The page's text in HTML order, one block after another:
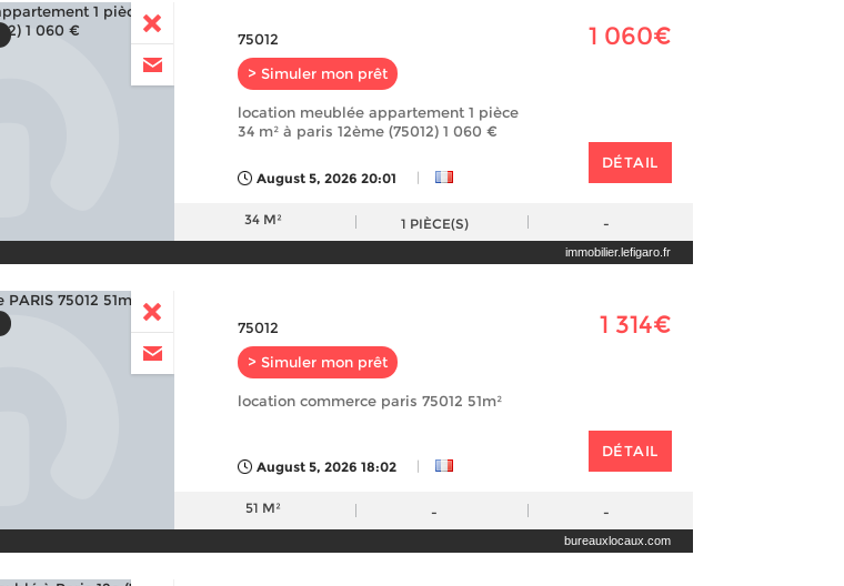
75012
> Simuler mon prêt
1 060€
location meublée appartement 1 pièce
34 m² à paris 12ème (75012) 1 060 €
August 5, 2026 20:01 |
DÉTAIL
34 M² 1 PIÈCE(S) -
immobilier.lefigaro.fr
75012
> Simuler mon prêt
1 314€
location commerce paris 75012 51m²
August 5, 2026 18:02 |
DÉTAIL
51 M² - -
bureauxlocaux.com